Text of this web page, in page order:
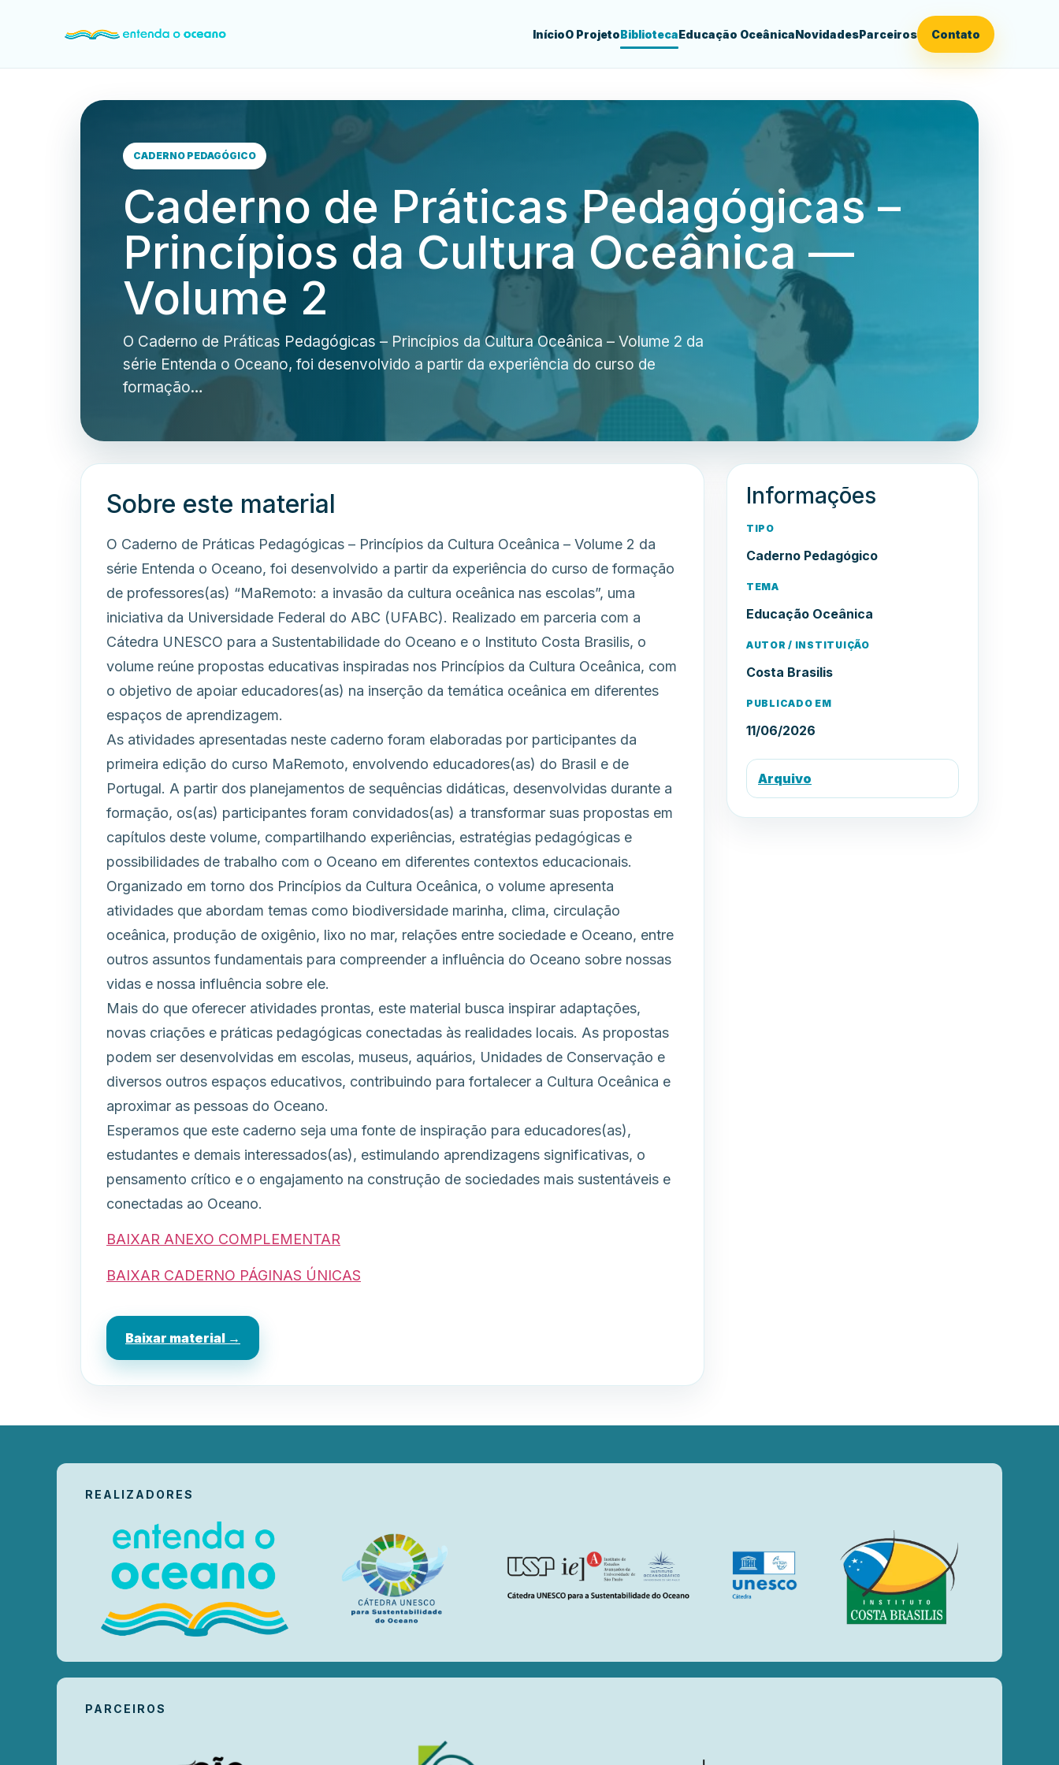
InícioO ProjetoBibliotecaEducação OceânicaNovidadesParceiros Contato
CADERNO PEDAGÓGICO
Caderno de Práticas Pedagógicas –
Princípios da Cultura Oceânica —
Volume 2
O Caderno de Práticas Pedagógicas – Princípios da Cultura Oceânica – Volume 2 da
série Entenda o Oceano, foi desenvolvido a partir da experiência do curso de
formação…
Sobre este material
O Caderno de Práticas Pedagógicas – Princípios da Cultura Oceânica – Volume 2 da
série Entenda o Oceano, foi desenvolvido a partir da experiência do curso de formação
de professores(as) “MaRemoto: a invasão da cultura oceânica nas escolas”, uma
iniciativa da Universidade Federal do ABC (UFABC). Realizado em parceria com a
Cátedra UNESCO para a Sustentabilidade do Oceano e o Instituto Costa Brasilis, o
volume reúne propostas educativas inspiradas nos Princípios da Cultura Oceânica, com
o objetivo de apoiar educadores(as) na inserção da temática oceânica em diferentes
espaços de aprendizagem.
As atividades apresentadas neste caderno foram elaboradas por participantes da
primeira edição do curso MaRemoto, envolvendo educadores(as) do Brasil e de
Portugal. A partir dos planejamentos de sequências didáticas, desenvolvidas durante a
formação, os(as) participantes foram convidados(as) a transformar suas propostas em
capítulos deste volume, compartilhando experiências, estratégias pedagógicas e
possibilidades de trabalho com o Oceano em diferentes contextos educacionais.
Organizado em torno dos Princípios da Cultura Oceânica, o volume apresenta
atividades que abordam temas como biodiversidade marinha, clima, circulação
oceânica, produção de oxigênio, lixo no mar, relações entre sociedade e Oceano, entre
outros assuntos fundamentais para compreender a influência do Oceano sobre nossas
vidas e nossa influência sobre ele.
Mais do que oferecer atividades prontas, este material busca inspirar adaptações,
novas criações e práticas pedagógicas conectadas às realidades locais. As propostas
podem ser desenvolvidas em escolas, museus, aquários, Unidades de Conservação e
diversos outros espaços educativos, contribuindo para fortalecer a Cultura Oceânica e
aproximar as pessoas do Oceano.
Esperamos que este caderno seja uma fonte de inspiração para educadores(as),
estudantes e demais interessados(as), estimulando aprendizagens significativas, o
pensamento crítico e o engajamento na construção de sociedades mais sustentáveis e
conectadas ao Oceano.
BAIXAR ANEXO COMPLEMENTAR
BAIXAR CADERNO PÁGINAS ÚNICAS
Baixar material →
Informações
TIPO
Caderno Pedagógico
TEMA
Educação Oceânica
AUTOR / INSTITUIÇÃO
Costa Brasilis
PUBLICADO EM
11/06/2026
Arquivo
REALIZADORES
PARCEIROS